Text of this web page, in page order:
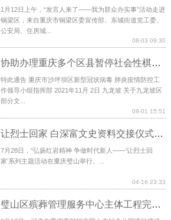
1月12日上午，“发言人来了——我为群众办实事”活动走进
铜梁区，来自重庆市铜梁区委宣传部、东城街道党工委、
公安局、住房城...
08-03 09:30
协助办理重庆多个区县暂停社会性棋牌室、麻将馆、KTV、电影院等营业
特此通告 重庆市沙坪坝区新型冠状病毒 肺炎疫情防控工
作领导小组指挥部 2021年11月 2日 九龙坡 关于九龙坡区
部分文...
09-01 15:51
让烈士回家 白深富文史资料交接仪式举行
7月28日，“弘扬红岩精神 争做时代新人——‘让烈士回
家’系列主题活动在重庆璧山举行。...
04-16 23:33
璧山区殡葬管理服务中心主体工程完工 9月底正式投用